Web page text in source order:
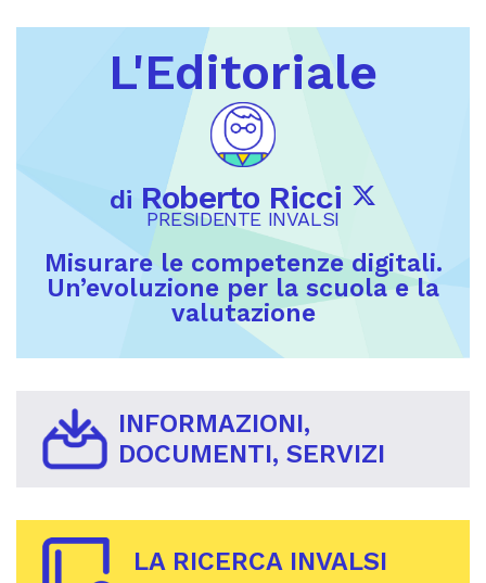
L'Editoriale
di Roberto Ricci
PRESIDENTE INVALSI
Misurare le competenze digitali.
Un’evoluzione per la scuola e la
valutazione
INFORMAZIONI,
DOCUMENTI, SERVIZI
LA RICERCA INVALSI